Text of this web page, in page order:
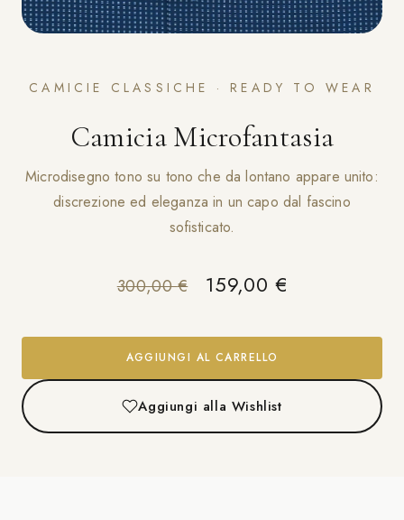
CAMICIE CLASSICHE · READY TO WEAR
Camicia Microfantasia
Microdisegno tono su tono che da lontano appare unito:
discrezione ed eleganza in un capo dal fascino
sofisticato.
300,00€ Il prezzo originale
159,00 €
AGGIUNGI AL CARRELLO
Aggiungi alla Wishlist